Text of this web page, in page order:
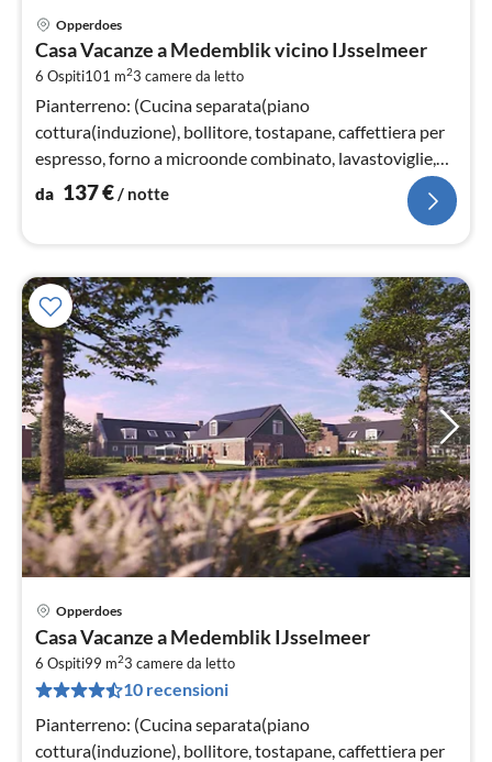
Opperdoes
Casa Vacanze a Medemblik vicino IJsselmeer
6 Ospiti101 m23 camere da letto
Pianterreno: (Cucina separata(piano
cottura(induzione), bollitore, tostapane, caffettiera per
espresso, forno a microonde combinato, lavastoviglie,
frigo con congelatore, Frullator...
da 137€/ notte
Opperdoes
Casa Vacanze a Medemblik IJsselmeer
6 Ospiti99 m23 camere da letto
10 recensioni
Pianterreno: (Cucina separata(piano
cottura(induzione), bollitore, tostapane, caffettiera per